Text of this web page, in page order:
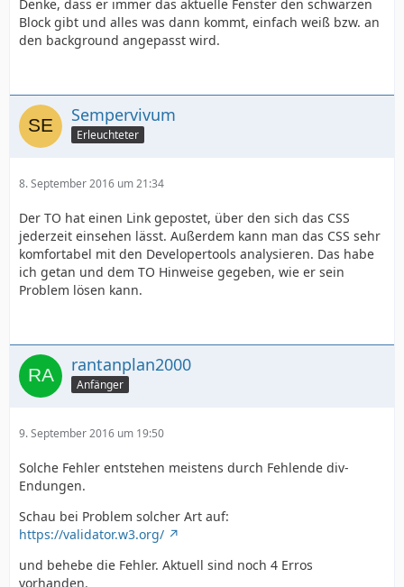
Denke, dass er immer das aktuelle Fenster den schwarzen
Block gibt und alles was dann kommt, einfach weiß bzw. an
den background angepasst wird.
Sempervivum
Erleuchteter
8. September 2016 um 21:34
Der TO hat einen Link gepostet, über den sich das CSS
jederzeit einsehen lässt. Außerdem kann man das CSS sehr
komfortabel mit den Developertools analysieren. Das habe
ich getan und dem TO Hinweise gegeben, wie er sein
Problem lösen kann.
rantanplan2000
Anfänger
9. September 2016 um 19:50
Solche Fehler entstehen meistens durch Fehlende div-
Endungen.
Schau bei Problem solcher Art auf:
https://validator.w3.org/
und behebe die Fehler. Aktuell sind noch 4 Erros
vorhanden.